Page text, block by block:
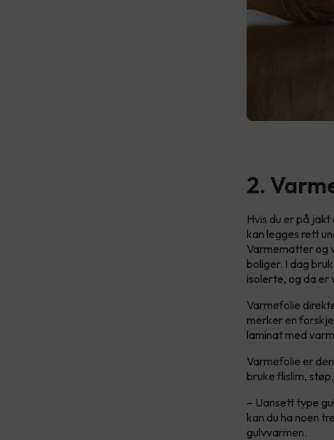
2.
Hvis du er på
kan legges rett
Varmematter og
boliger. I dag
isolerte, og da
Varmefolie
merker en
laminat med
Varmefolie er
bruke flislim,
– Uansett type
kan du ha noen
gulvvarmen.